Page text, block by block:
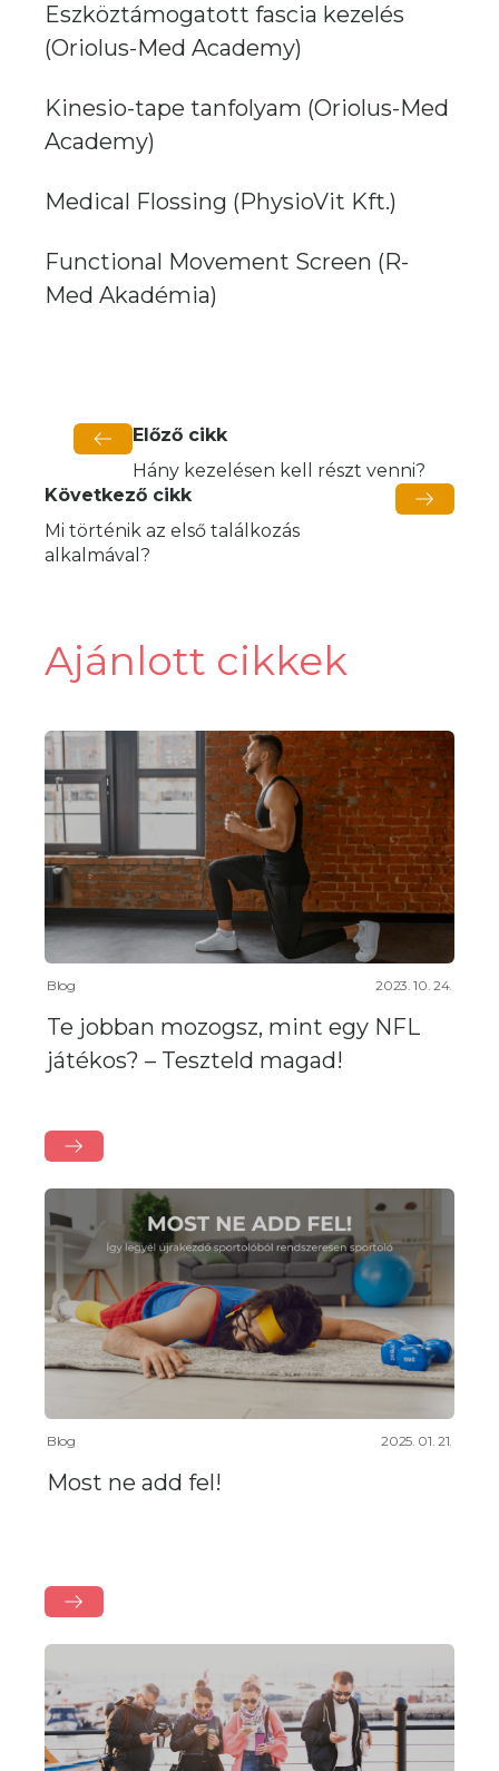
Eszköztámogatott fascia kezelés
(Oriolus-Med Academy)
Kinesio-tape tanfolyam (Oriolus-Med
Academy)
Medical Flossing (PhysioVit Kft.)
Functional Movement Screen (R-
Med Akadémia)
Előző cikk
Hány kezelésen kell részt venni?
Következő cikk
Mi történik az első találkozás
alkalmával?
Ajánlott cikkek
Blog 2023. 10. 24.
Te jobban mozogsz, mint egy NFL
játékos? – Teszteld magad!
Blog 2025. 01. 21.
Most ne add fel!